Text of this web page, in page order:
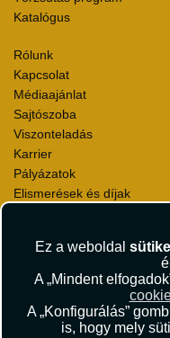
Ez a weboldal
A „Mindent
A „Konfigurálás”
is, hogy mely
Katalógus
Rólunk
Kapcsolat
Médiaajánlat
Sajtószoba
Viszonteladás
Karrier
Pályázatok
Elismerések és díjak
Utazási Csomag
Útlemondás-biztosítás
Utasbiztosítás Szerződési
Repülőjegy Szerződési
Adatvédelem